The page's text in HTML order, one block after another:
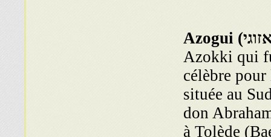
Azogui (
Azokki qui
célèbre
située au
don
à Tolède